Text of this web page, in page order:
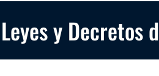
y Decretos